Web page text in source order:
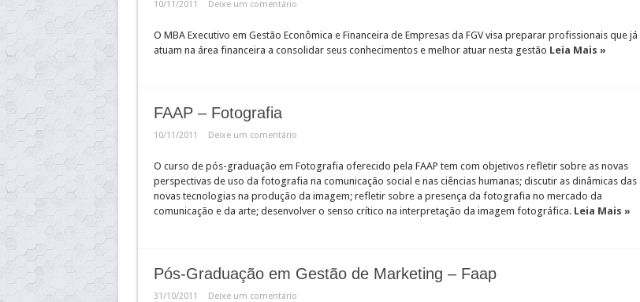
10/11/2011 Deixe um comentário
O MBA Executivo em Gestão Econômica e Financeira de Empresas da FGV visa preparar profissionais que já
atuam na área financeira a consolidar seus conhecimentos e melhor atuar nesta gestão Leia Mais »
FAAP – Fotografia
10/11/2011 Deixe um comentário
O curso de pós-graduação em Fotografia oferecido pela FAAP tem com objetivos refletir sobre as novas
perspectivas de uso da fotografia na comunicação social e nas ciências humanas; discutir as dinâmicas das
novas tecnologias na produção da imagem; refletir sobre a presença da fotografia no mercado da
comunicação e da arte; desenvolver o senso crítico na interpretação da imagem fotográfica. Leia Mais »
Pós-Graduação em Gestão de Marketing – Faap
31/10/2011 Deixe um comentário